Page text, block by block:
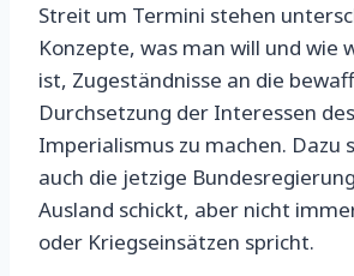
Streit um Termini stehen
Konzepte, was man will und wie
ist, Zugeständnisse an die
Durchsetzung der Interessen
Imperialismus zu machen. Dazu
auch die jetzige
Ausland schickt, aber nicht
oder Kriegseinsätzen spricht.